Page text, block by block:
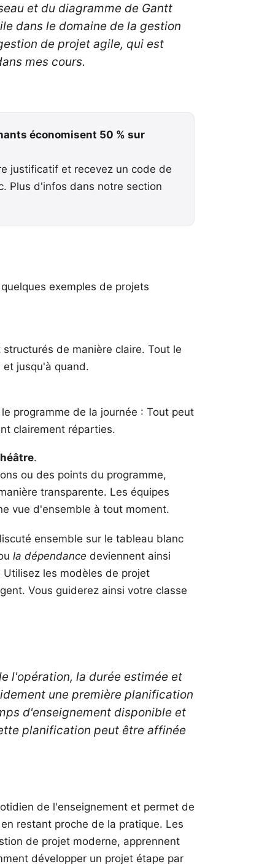
et du diagramme de Gantt
dans le domaine de la gestion
de projet agile, qui est
mes cours.
économisent 50 % sur
justificatif et recevez un code de
Plus d'infos dans notre section
exemples de projets
de manière claire. Tout le
jusqu'à quand.
programme de la journée : Tout peut
clairement réparties.
.
ou des points du programme,
transparente. Les équipes
vue d'ensemble à tout moment.
ensemble sur le tableau blanc
la dépendance deviennent ainsi
Utilisez les modèles de projet
. Vous guiderez ainsi votre classe
l'opération, la durée estimée et
une première planification
d'enseignement disponible et
planification peut être affinée
de l'enseignement et permet de
restant proche de la pratique. Les
de projet moderne, apprennent
développer un projet étape par